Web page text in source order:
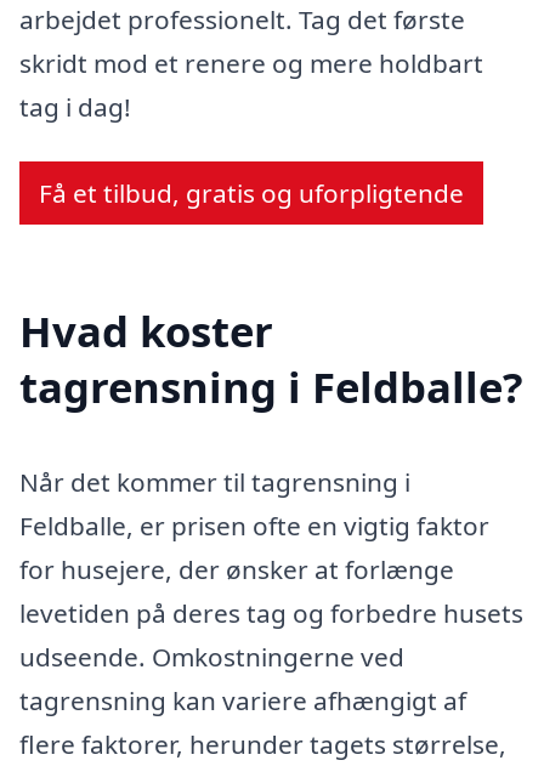
arbejdet professionelt. Tag det første
skridt mod et renere og mere holdbart
tag i dag!
Få et tilbud, gratis og uforpligtende
Hvad koster
tagrensning i Feldballe?
Når det kommer til tagrensning i
Feldballe, er prisen ofte en vigtig faktor
for husejere, der ønsker at forlænge
levetiden på deres tag og forbedre husets
udseende. Omkostningerne ved
tagrensning kan variere afhængigt af
flere faktorer, herunder tagets størrelse,